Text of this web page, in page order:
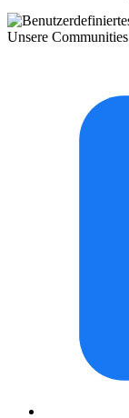
Unsere Communities